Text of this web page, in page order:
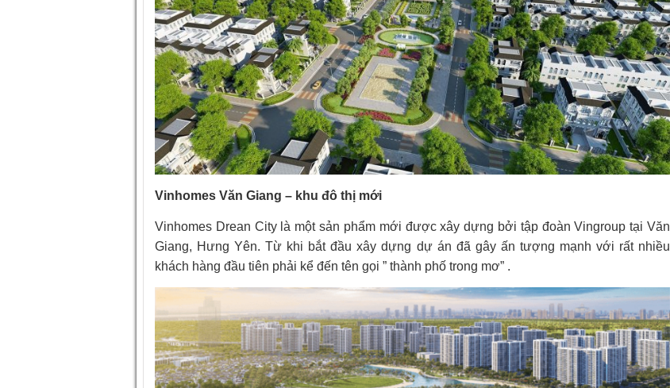
Vinhomes Văn Giang – khu đô thị mới
Vinhomes Drean City là một sản phẩm mới được xây dựng bởi tập đoàn Vingroup tại Văn
Giang, Hưng Yên. Từ khi bắt đầu xây dựng dự án đã gây ấn tượng mạnh với rất nhiều
khách hàng đầu tiên phải kể đến tên gọi ” thành phố trong mơ” .